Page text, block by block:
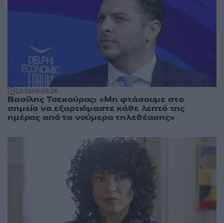
12:3109.08.26
Βασίλης Τσεκούρας: «Μη φτάσουμε στο
σημείο να εξαρτιόμαστε κάθε λεπτό της
ημέρας από τα νούμερα τηλεθέασης»